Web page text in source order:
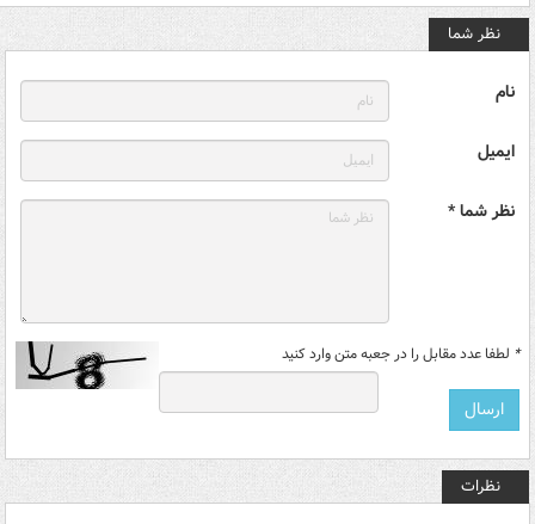
نظر شما
نام
ایمیل
نظر شما *
* لطفا عدد مقابل را در جعبه متن وارد کنید
نظرات